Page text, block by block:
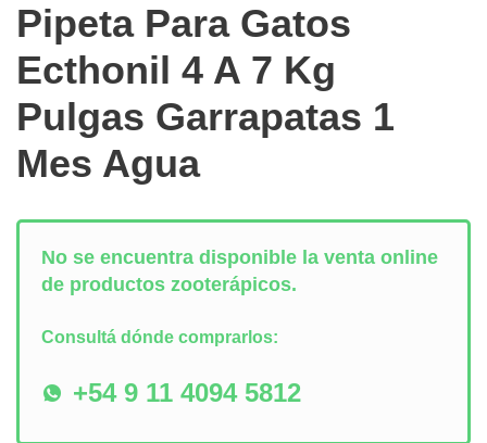
Pipeta Para Gatos
Ecthonil 4 A 7 Kg
Pulgas Garrapatas 1
Mes Agua
No se encuentra disponible la venta online
de productos zooterápicos.
Consultá dónde comprarlos:
+54 9 11 4094 5812